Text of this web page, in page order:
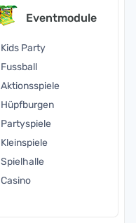
Eventmodule
Kids Party
Fussball
Aktionsspiele
Hüpfburgen
Partyspiele
Kleinspiele
Spielhalle
Casino